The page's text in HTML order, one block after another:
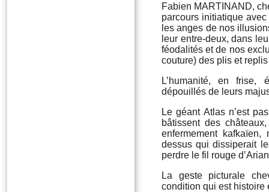
Fabien MARTINAND,
parcours initiatique
les anges de nos
leur entre-deux, dans
féodalités et de nos
couture) des plis et
L’humanité, en frise,
dépouillés de leurs
Le géant Atlas n’est
bâtissent des
enfermement
dessus qui dissiperait
perdre le fil rouge
La geste picturale
condition qui est histoire